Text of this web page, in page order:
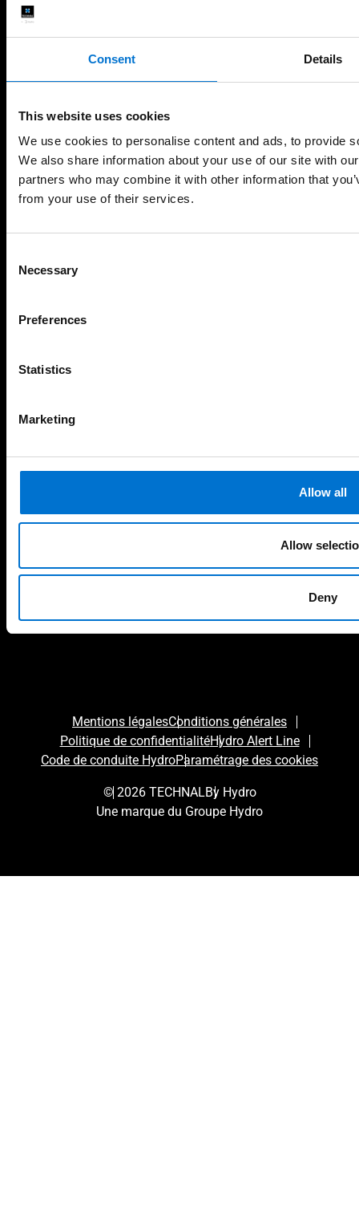
Consent Details
This website uses cookies
We use cookies to personalise content and ads, to provide
We also share information about your use of our site with
partners who may combine it with other information that
from your use of their services.
Selection
Necessary
Preferences
Statistics
Marketing
Allow all
Allow
Deny
Qualité
Design & Innovation
Écoresponsabilité
Les Experts SAV Agréés TECHNAL
Rejoignez-nous
Mentions légalesConditions générales
Politique de confidentialitéHydro Alert Line
Code de conduite HydroParamétrage des cookies
© 2026 TECHNALBy Hydro
Une marque du Groupe Hydro